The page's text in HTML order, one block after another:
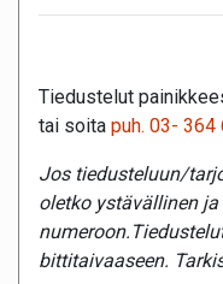
Tiedustelut
tai soita puh. 03- 364
Jos tiedusteluun/
oletko ystävällinen
bittitaivaaseen.